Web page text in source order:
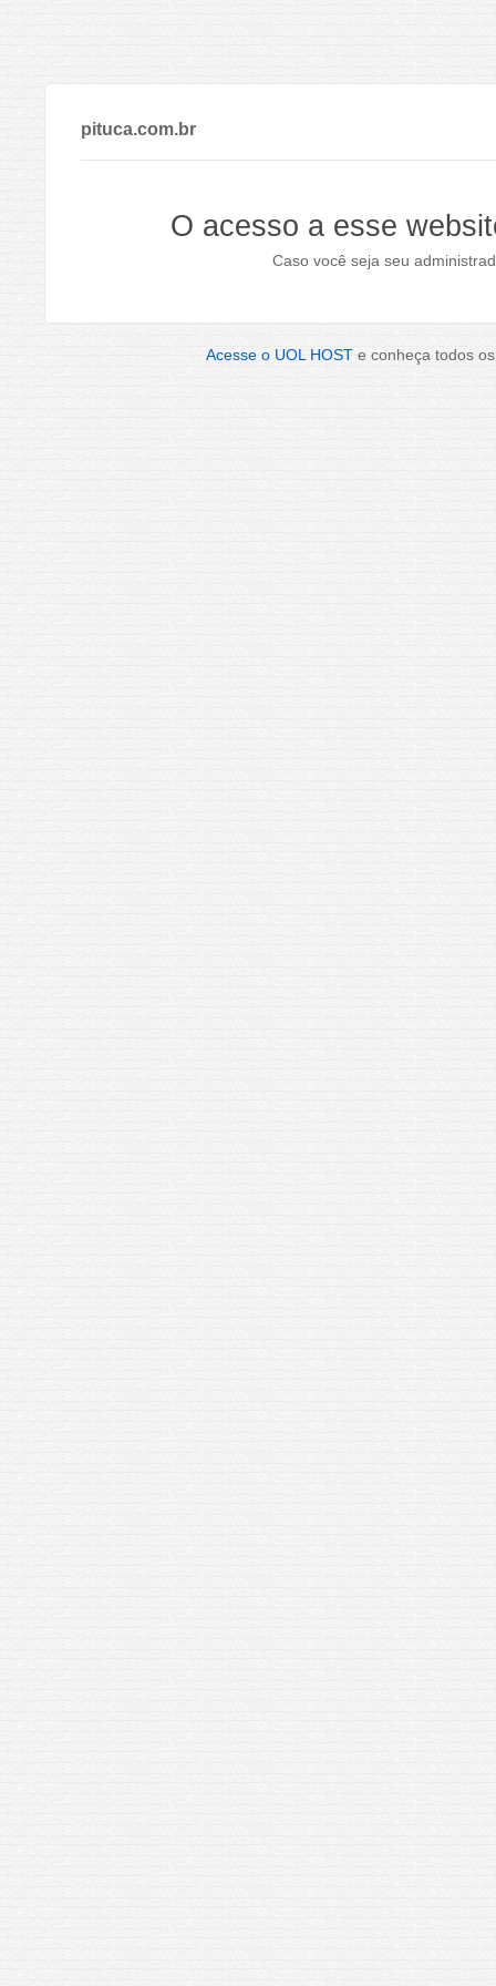
pituca.com.br
O acesso a esse
Caso você seja seu
Acesse o UOL HOST e conheça todos